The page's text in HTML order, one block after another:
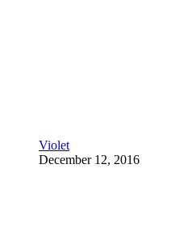
Violet
December 12, 2016